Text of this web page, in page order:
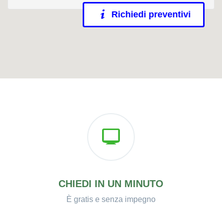
Richiedi preventivi
CHIEDI IN UN MINUTO
È gratis e senza impegno